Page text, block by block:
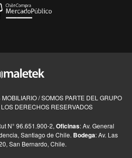
MOBILIARIO / SOMOS PARTE DEL GRUPO
DERECHOS RESERVADOS
N° 96.651.900-2, Oficinas: Av. General
Santiago de Chile. Bodega: Av. Las
San Bernardo, Chile.